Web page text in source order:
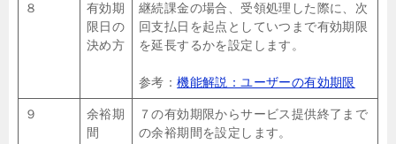
８
有効期
限日の
決め方
継続課金の場合、受領処理した際に、次
回支払日を起点としていつまで有効期限
を延長するかを設定します。
参考：機能解説：ユーザーの有効期限
９
余裕期
間
７の有効期限からサービス提供終了まで
の余裕期間を設定します。